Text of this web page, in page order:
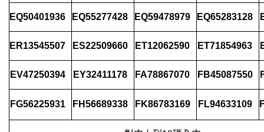
EQ50401936 EQ55277428 EQ59478979 EQ65283128
ER13545507 ES22509660 ET12062590 ET71854963
EV47250394 EY32411178 FA78867070 FB45087550
FG56225931 FH56689338 FK86783169 FL94633109